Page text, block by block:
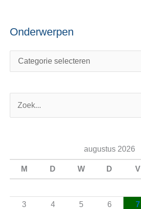
Onderwerpen
a
augustus 2026
M D W D V
3
4 5 6 7